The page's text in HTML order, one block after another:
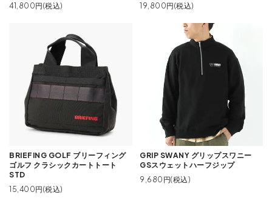
41,800円(税込)
19,800円(税込)
BRIEFING GOLF ブリーフィング
ゴルフ クラシックカートトート
STD
15,400円(税込)
GRIP SWANY グリップスワニー
GSスウェットハーフジップ
9,680円(税込)